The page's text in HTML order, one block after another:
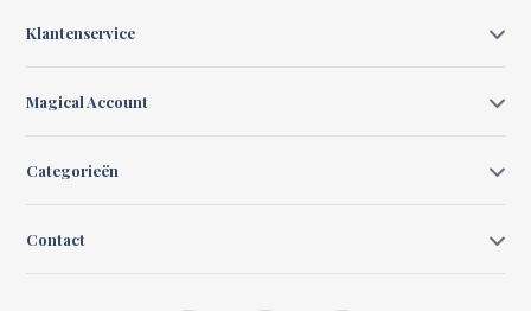
Klantenservice
Magical Account
Categorieën
Contact